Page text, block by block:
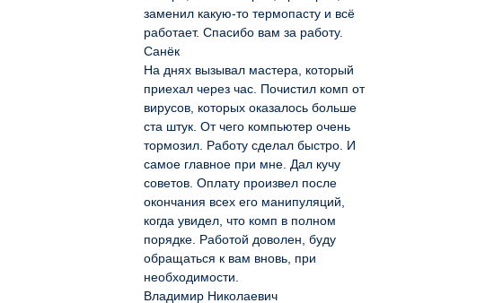
заменил какую-то термопасту и всё
работает. Спасибо вам за работу.
Санёк
На днях вызывал мастера, который
приехал через час. Почистил комп от
вирусов, которых оказалось больше
ста штук. От чего компьютер очень
тормозил. Работу сделал быстро. И
самое главное при мне. Дал кучу
советов. Оплату произвел после
окончания всех его манипуляций,
когда увидел, что комп в полном
порядке. Работой доволен, буду
обращаться к вам вновь, при
необходимости.
Владимир Николаевич